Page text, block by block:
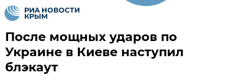
После мощных ударов по
Украине в Киеве наступил
блэкаут